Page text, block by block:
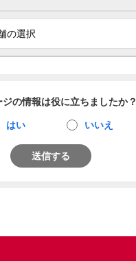
の選択
ジの情報は役に立ちましたか？
はい いいえ
送信する